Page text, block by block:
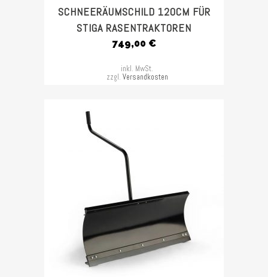
SCHNEERÄUMSCHILD 120CM FÜR
STIGA RASENTRAKTOREN
749,00 €
inkl. MwSt.
zzgl. Versandkosten